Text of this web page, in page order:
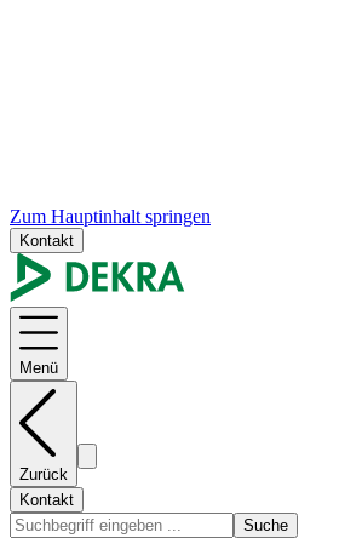
Zum Hauptinhalt springen
Kontakt
Menü
Zurück
Kontakt
Suche